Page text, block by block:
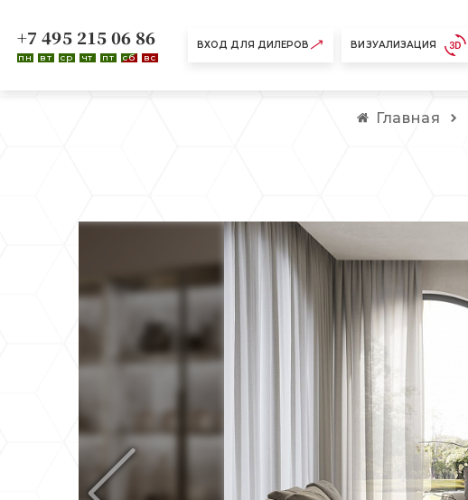
ВХОД ДЛЯ ДИЛЕРОВ ВИЗУАЛИЗАЦИЯ
+7 495 215 06 86
пн вт ср чт пт сб вс
Главная